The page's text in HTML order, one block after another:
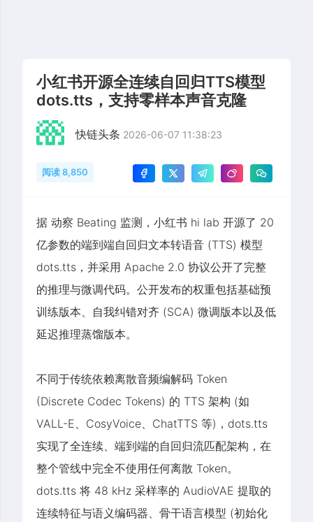
小红书开源全连续自回归TTS模型
dots.tts，支持零样本声音克隆
快链头条 2026-06-07 11:38:23
阅读 8,850
据 动察 Beating 监测，小红书 hi lab 开源了 20
亿参数的端到端自回归文本转语音 (TTS) 模型
dots.tts，并采用 Apache 2.0 协议公开了完整
的推理与微调代码。公开发布的权重包括基础预
训练版本、自我纠错对齐 (SCA) 微调版本以及低
延迟推理蒸馏版本。
不同于传统依赖离散音频编解码 Token
(Discrete Codec Tokens) 的 TTS 架构 (如
VALL-E、CosyVoice、ChatTTS 等)，dots.tts
实现了全连续、端到端的自回归流匹配架构，在
整个管线中完全不使用任何离散 Token。
dots.tts 将 48 kHz 采样率的 AudioVAE 提取的
连续特征与语义编码器、骨干语言模型 (初始化